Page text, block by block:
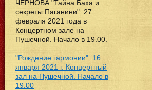
ЧЕРНОВА "Тайна Баха и
секреты Паганини". 27
февраля 2021 года в
Концертном зале на
Пушечной. Начало в 19.00.
"Рождение гармонии". 16
января 2021 г. Концертный
зал на Пушечной. Начало в
19.00